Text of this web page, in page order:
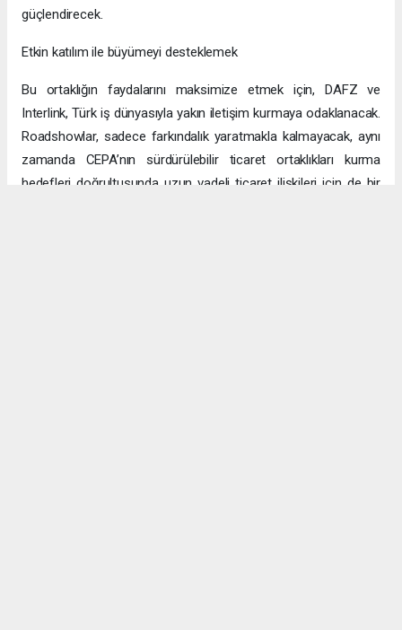
güçlendirecek.
Etkin katılım ile büyümeyi desteklemek
Bu ortaklığın faydalarını maksimize etmek için, DAFZ ve
Interlink, Türk iş dünyasıyla yakın iletişim kurmaya odaklanacak.
Roadshowlar, sadece farkındalık yaratmakla kalmayacak, aynı
zamanda CEPA’nın sürdürülebilir ticaret ortaklıkları kurma
hedefleri doğrultusunda uzun vadeli ticaret ilişkileri için de bir